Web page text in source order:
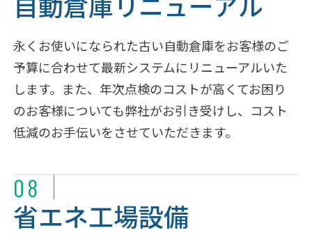
永くお使いになられた古い自動倉庫をお客様のご
予算に合わせて最新システムにリニューアルいた
します。また、年次点検のコストが高くてお困り
のお客様についても弊社がお引き受けし、コスト
低減のお手伝いをさせていただきます。
08
省エネ工場設備